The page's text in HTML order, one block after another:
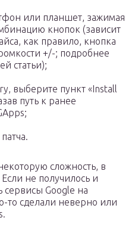
или планшет, зажимая
кнопок (зависит
как правило, кнопка
+/-; подробнее
статьи);
выберите пункт «Install
путь к ранее
сложность, в
не получилось и
сервисы Google на
то сделали неверно или